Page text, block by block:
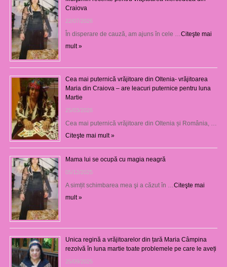
Craiova
22/07/2026
În disperare de cauză, am ajuns în cele … Citeşte mai
mult »
Cea mai puternică vrăjitoare din Oltenia- vrăjitoarea
Maria din Craiova – are leacuri puternice pentru luna
Martie
25/03/2026
Cea mai puternică vrăjitoare din Oltenia și România, …
Citeşte mai mult »
Mama lui se ocupă cu magia neagră
05/12/2025
A simțit schimbarea mea şi a căzut în … Citeşte mai
mult »
Unica regină a vrăjitoarelor din țară Maria Câmpina
rezolvă în luna martie toate problemele pe care le aveți
25/09/2025